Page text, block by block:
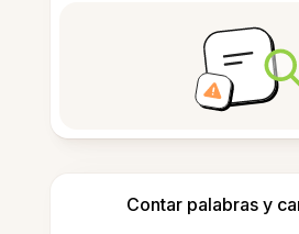
Contar palabras y